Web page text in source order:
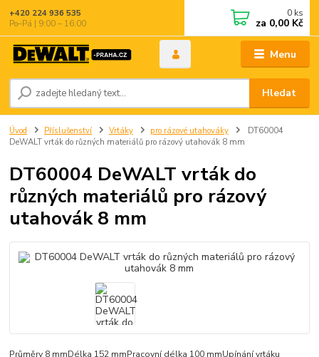
Menu
Hledat
+420 224 936 535
Po–Pá | 9:00 – 16:00
0 ks
za 0,00 Kč
Úvod Příslušenství Vrtáky pro rázové utahováky
DT60004
DeWALT vrták do různých materiálů pro rázový utahovák 8 mm
DT60004 DeWALT vrták do
různých materiálů pro rázový
utahovák 8 mm
Průměry 8 mmDélka 152 mmPracovní délka 100 mmUpínání vrtáku